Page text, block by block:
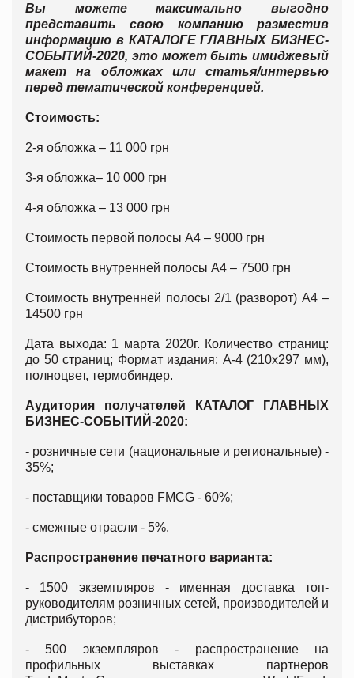
Вы можете максимально выгодно
представить свою компанию разместив
информацию в КАТАЛОГЕ ГЛАВНЫХ БИЗНЕС-
СОБЫТИЙ-2020, это может быть имиджевый
макет на обложках или статья/интервью
перед тематической конференцией.
Стоимость:
2-я обложка – 11 000 грн
3-я обложка– 10 000 грн
4-я обложка – 13 000 грн
Стоимость первой полосы А4 – 9000 грн
Стоимость внутренней полосы А4 – 7500 грн
Стоимость внутренней полосы 2/1 (разворот) А4 –
14500 грн
Дата выхода: 1 марта 2020г. Количество страниц:
до 50 страниц; Формат издания: А-4 (210х297 мм),
полноцвет, термобиндер.
Аудитория получателей КАТАЛОГ ГЛАВНЫХ
БИЗНЕС-СОБЫТИЙ-2020:
- розничные сети (национальные и региональные) -
35%;
- поставщики товаров FMCG - 60%;
- смежные отрасли - 5%.
Распространение печатного варианта:
- 1500 экземпляров - именная доставка топ-
руководителям розничных сетей, производителей и
дистрибуторов;
- 500 экземпляров - распространение на
профильных выставках партнеров